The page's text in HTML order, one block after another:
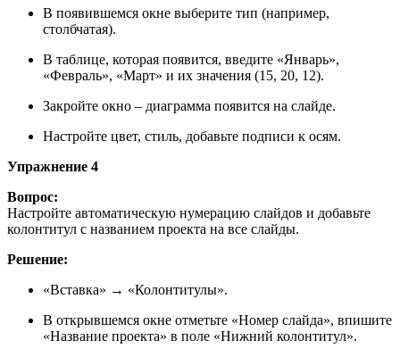
В появившемся окне выберите тип (например,
столбчатая).
В таблице, которая появится, введите «Январь»,
«Февраль», «Март» и их значения (15, 20, 12).
Закройте окно – диаграмма появится на слайде.
Настройте цвет, стиль, добавьте подписи к осям.
Упражнение 4
Вопрос:
Настройте автоматическую нумерацию слайдов и добавьте
колонтитул с названием проекта на все слайды.
Решение:
«Вставка» → «Колонтитулы».
В открывшемся окне отметьте «Номер слайда», впишите
«Название проекта» в поле «Нижний колонтитул».